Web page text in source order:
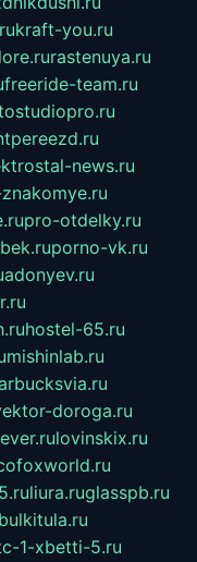
kraft-you.ru
rastenuya.ru
freeride-team.ru
news.ru
pro-otdelky.ru
porno-vk.ru
adonyev.ru
hostel-65.ru
mishinlab.ru
doroga.ru
lovinskix.ru
liura.ruglasspb.ru
bulkitula.ru
1-xbetti-5.ru